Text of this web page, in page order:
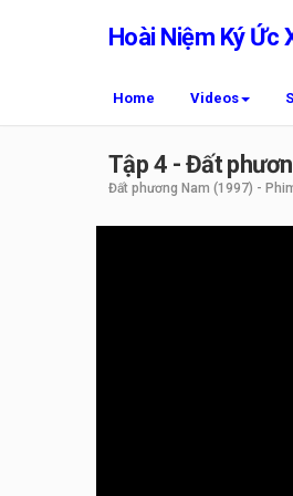
Hoài Niệm Ký Ức
Home Videos
Tập 4 - Đất
Đất phương Nam (1997) -